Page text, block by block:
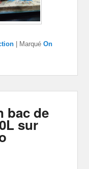
Marqué On
bac de
sur